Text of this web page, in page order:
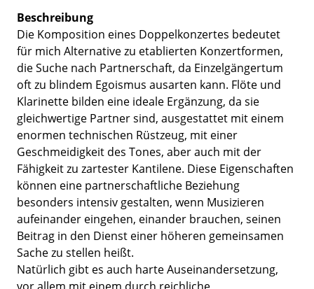
Beschreibung
Die Komposition eines Doppelkonzertes bedeutet
für mich Alternative zu etablierten Konzertformen,
die Suche nach Partnerschaft, da Einzelgängertum
oft zu blindem Egoismus ausarten kann. Flöte und
Klarinette bilden eine ideale Ergänzung, da sie
gleichwertige Partner sind, ausgestattet mit einem
enormen technischen Rüstzeug, mit einer
Geschmeidigkeit des Tones, aber auch mit der
Fähigkeit zu zartester Kantilene. Diese Eigenschaften
können eine partnerschaftliche Beziehung
besonders intensiv gestalten, wenn Musizieren
aufeinander eingehen, einander brauchen, seinen
Beitrag in den Dienst einer höheren gemeinsamen
Sache zu stellen heißt.
Natürlich gibt es auch harte Auseinandersetzung,